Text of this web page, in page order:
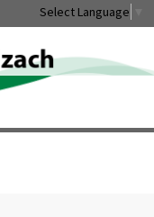
Select Language